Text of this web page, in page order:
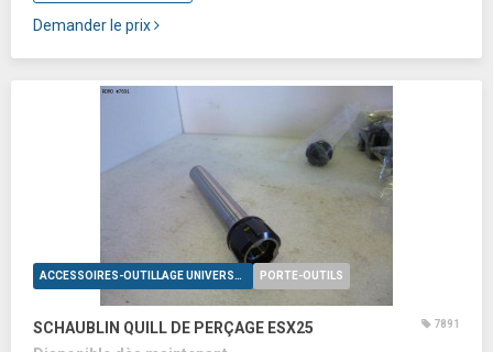
Demander le prix
ACCESSOIRES-OUTILLAGE UNIVERSELS PORTE-OUTILS
SCHAUBLIN QUILL DE PERÇAGE ESX25 7891